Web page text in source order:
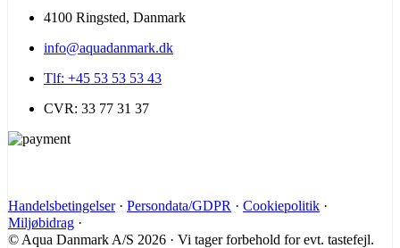
4100 Ringsted, Danmark
info@aquadanmark.dk
Tlf: +45 53 53 53 43
CVR: 33 77 31 37
Handelsbetingelser· Persondata/GDPR · Cookiepolitik ·
Miljøbidrag ·
© Aqua Danmark A/S 2026 · Vi tager forbehold for evt. tastefejl.